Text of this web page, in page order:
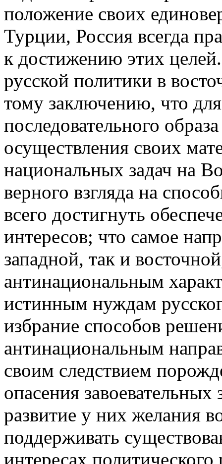
положение своих
Турции, Россия всегда
к достижению этих
русской политики в
тому заключению, что
последовательного
осуществления своих
национальных задач на
верного взгляда на
всего достигнуть
интересов; что самое
западной, так и
антинациональным
истинным нуждам
избрание способов
антинациональным
своим следствием
опасения
развитие у них желания
поддерживать
интересах